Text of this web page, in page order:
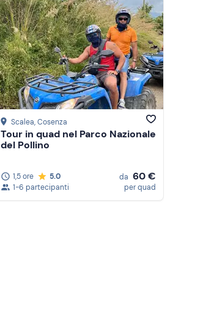
Attività consigliate
Prezzo (crescente)
Prezzo (decrescente)
Recensioni
Scalea, Cosenza
Tour in quad nel Parco Nazionale
del Pollino
1,5 ore
5.0
1-6 partecipanti
da 60 €
per quad